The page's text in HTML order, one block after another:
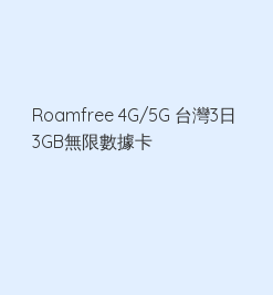
Roamfree 4G/5G 台灣3日
3GB無限數據卡